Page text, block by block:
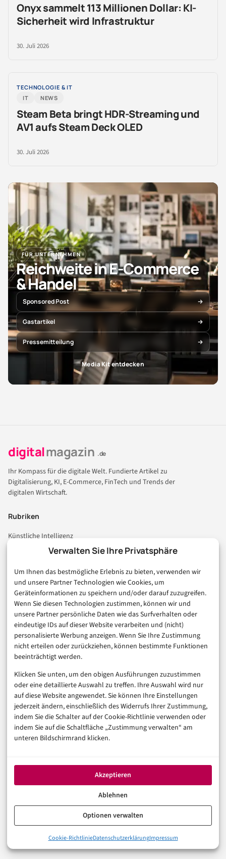
Verwalten Sie Ihre Privatsphäre
Um Ihnen das bestmögliche Erlebnis zu bieten, verwenden wir
und unsere Partner Technologien wie Cookies, um
Geräteinformationen zu speichern und/oder darauf zuzugreifen.
Wenn Sie diesen Technologien zustimmen, können wir und
unsere Partner persönliche Daten wie das Surfverhalten oder
eindeutige IDs auf dieser Website verarbeiten und (nicht)
personalisierte Werbung anzeigen. Wenn Sie Ihre Zustimmung
nicht erteilen oder zurückziehen, können bestimmte Funktionen
beeinträchtigt werden.
Klicken Sie unten, um den obigen Ausführungen zuzustimmen
oder eine detaillierte Auswahl zu treffen. Ihre Auswahl wird nur
auf diese Website angewendet. Sie können Ihre Einstellungen
jederzeit ändern, einschließlich des Widerrufs Ihrer Zustimmung,
indem Sie die Schalter auf der Cookie-Richtlinie verwenden oder
indem Sie auf die Schaltfläche „Zustimmung verwalten“ am
unteren Bildschirmrand klicken.
Akzeptieren
Ablehnen
Optionen verwalten
Cookie-RichtlinieDatenschutzerklärungImpressum
Onyx sammelt 113 Millionen Dollar: KI-
Sicherheit wird Infrastruktur
30. Juli 2026
TECHNOLOGIE & IT
IT
NEWS
Steam Beta bringt HDR-Streaming und
AV1 aufs Steam Deck OLED
30. Juli 2026
FÜR UNTERNEHMEN
Reichweite in E-Commerce
& Handel
Sponsored Post
Gastartikel
Pressemitteilung
Media Kit entdecken
digitalmagazin .de
Ihr Kompass für die digitale Welt. Fundierte Artikel zu
Digitalisierung, KI, E-Commerce, FinTech und Trends der
digitalen Wirtschaft.
Rubriken
Künstliche Intelligenz
Technologie & IT
Consumer & Digital Life
Marketing
Finanzen & FinTech
Business & Karriere
Sicherheit & Recht
Digitalisierung
Marketing
Magazin
Unsere Redaktion
Werbeformate & Media Kit
Rechtliches
Datenschutzerklärung (EU)
Cookie-Richtlinie (EU)
Made with AI and care in Eberswalde.